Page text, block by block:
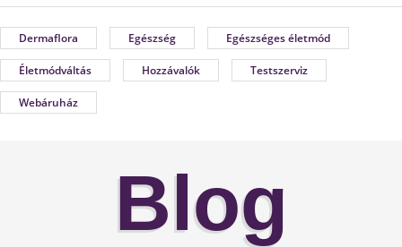
Dermaflora Egészség Egészséges életmód
Életmódváltás Hozzávalók Testszerviz
Webáruház
Blog